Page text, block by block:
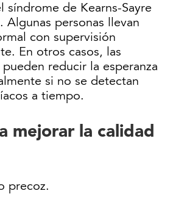
síndrome de Kearns-Sayre
Algunas personas llevan
con supervisión
En otros casos, las
reducir la esperanza
si no se detectan
a tiempo.
mejorar la calidad
precoz.